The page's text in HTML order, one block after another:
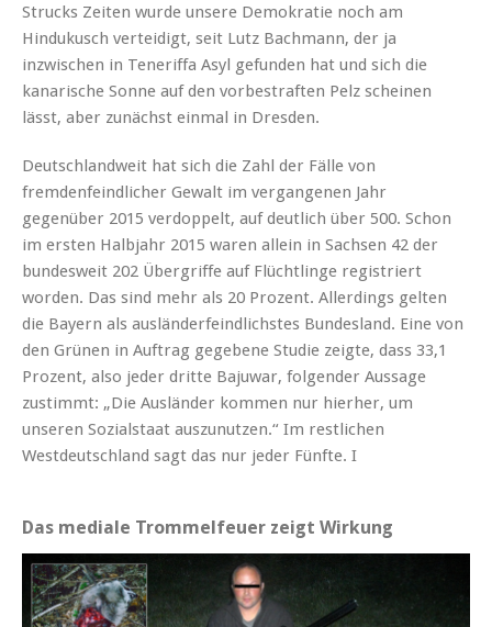
Strucks Zeiten wurde unsere Demokratie noch am
Hindukusch verteidigt, seit Lutz Bachmann, der ja
inzwischen in Teneriffa Asyl gefunden hat und sich die
kanarische Sonne auf den vorbestraften Pelz scheinen
lässt, aber zunächst einmal in Dresden.
Deutschlandweit hat sich die Zahl der Fälle von
fremdenfeindlicher Gewalt im vergangenen Jahr
gegenüber 2015 verdoppelt, auf deutlich über 500. Schon
im ersten Halbjahr 2015 waren allein in Sachsen 42 der
bundesweit 202 Übergriffe auf Flüchtlinge registriert
worden. Das sind mehr als 20 Prozent. Allerdings gelten
die Bayern als ausländerfeindlichstes Bundesland. Eine von
den Grünen in Auftrag gegebene Studie zeigte, dass 33,1
Prozent, also jeder dritte Bajuwar, folgender Aussage
zustimmt: „Die Ausländer kommen nur hierher, um
unseren Sozialstaat auszunutzen.“ Im restlichen
Westdeutschland sagt das nur jeder Fünfte. I
Das mediale Trommelfeuer zeigt Wirkung